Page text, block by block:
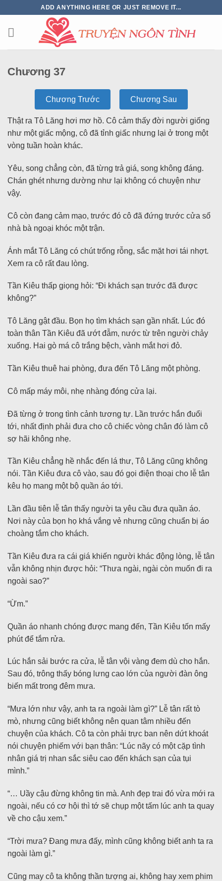
ADD ANYTHING HERE OR JUST REMOVE IT...
Chương 37
Chương Trước Chương Sau
Thật ra Tô Lăng hơi mơ hồ. Cô cảm thấy đời người giống
như một giấc mộng, cô đã tỉnh giấc nhưng lại ở trong một
vòng tuần hoàn khác.
Yêu, song chẳng còn, đã từng trả giá, song không đáng.
Chán ghét nhưng dường như lại không có chuyện như
vậy.
Cô còn đang cảm mạo, trước đó cô đã đứng trước cửa sổ
nhà bà ngoại khóc một trận.
Ánh mắt Tô Lăng có chút trống rỗng, sắc mặt hơi tái nhợt.
Xem ra cô rất đau lòng.
Tần Kiêu thấp giọng hỏi: “Đi khách sạn trước đã được
không?”
Tô Lăng gật đầu. Bọn họ tìm khách sạn gần nhất. Lúc đó
toàn thân Tần Kiêu đã ướt đẫm, nước từ trên người chảy
xuống. Hai gò má cô trắng bệch, vành mắt hơi đỏ.
Tần Kiêu thuê hai phòng, đưa đến Tô Lăng một phòng.
Cô mấp máy môi, nhẹ nhàng đóng cửa lại.
Đã từng ở trong tình cảnh tương tự. Lần trước hắn đuổi
tới, nhất định phải đưa cho cô chiếc vòng chân đó làm cô
sợ hãi không nhẹ.
Tần Kiêu chẳng hề nhắc đến lá thư, Tô Lăng cũng không
nói. Tần Kiêu đưa cô vào, sau đó gọi điện thoại cho lễ tân
kêu họ mang một bộ quần áo tới.
Lần đầu tiên lễ tân thấy người ta yêu cầu đưa quần áo.
Nơi này của bọn họ khá vắng vẻ nhưng cũng chuẩn bị áo
choàng tắm cho khách.
Tần Kiêu đưa ra cái giá khiến người khác động lòng, lễ tân
vẫn không nhịn được hỏi: “Thưa ngài, ngài còn muốn đi ra
ngoài sao?”
“Ừm.”
Quần áo nhanh chóng được mang đến, Tần Kiêu tốn mấy
phút để tắm rửa.
Lúc hắn sải bước ra cửa, lễ tân vội vàng đem dù cho hắn.
Sau đó, trông thấy bóng lưng cao lớn của người đàn ông
biến mất trong đêm mưa.
“Mưa lớn như vậy, anh ta ra ngoài làm gì?” Lễ tân rất tò
mò, nhưng cũng biết không nên quan tâm nhiều đến
chuyện của khách. Cô ta còn phải trực ban nên dứt khoát
nói chuyện phiếm với bạn thân: “Lúc nãy có một cặp tình
nhân giá trị nhan sắc siêu cao đến khách sạn của tụi
mình.”
“… Uầy cậu đừng không tin mà. Anh đẹp trai đó vừa mới ra
ngoài, nếu có cơ hội thì tớ sẽ chụp một tấm lúc anh ta quay
về cho cậu xem.”
“Trời mưa? Đang mưa đấy, mình cũng không biết anh ta ra
ngoài làm gì.”
Cũng may cô ta không thần tượng ai, không hay xem phim